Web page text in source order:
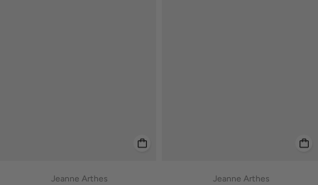
Jeanne Arthes Jeanne Arthes